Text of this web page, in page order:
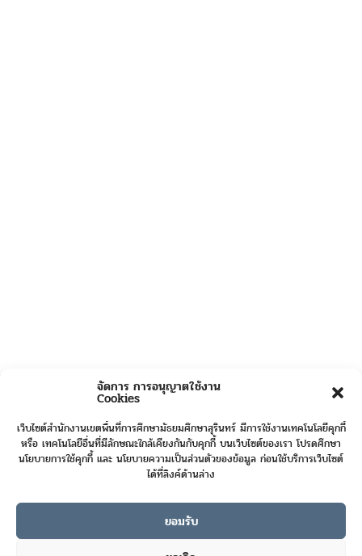
จัดการ การอนุญาตใช้งาน
Cookies
เว็บไซต์สำนักงานเขตพื้นที่การศึกษามัธยมศึกษาสุรินทร์ มีการใช้งานเทคโนโลยีคุกกี้
หรือ เทคโนโลยีอื่นที่มีลักษณะใกล้เคียงกันกับคุกกี้ บนเว็บไซต์ของเรา โปรดศึกษา
นโยบายการใช้คุกกี้ และ นโยบายความเป็นส่วนตัวของข้อมูล ก่อนใช้บริการเว็บไซต์
ได้ที่ลิงค์ด้านล่าง
ยอมรับ